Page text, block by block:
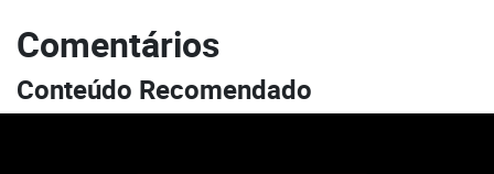
Comentários
Conteúdo Recomendado